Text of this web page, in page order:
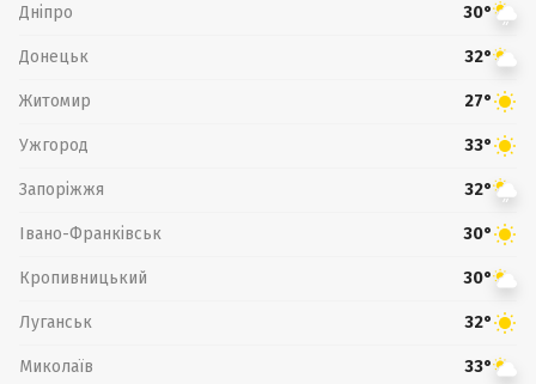
Дніпро 30°
Донецьк 32°
Житомир 27°
Ужгород 33°
Запоріжжя 32°
Івано-Франківськ 30°
Кропивницький 30°
Луганськ 32°
Миколаїв 33°